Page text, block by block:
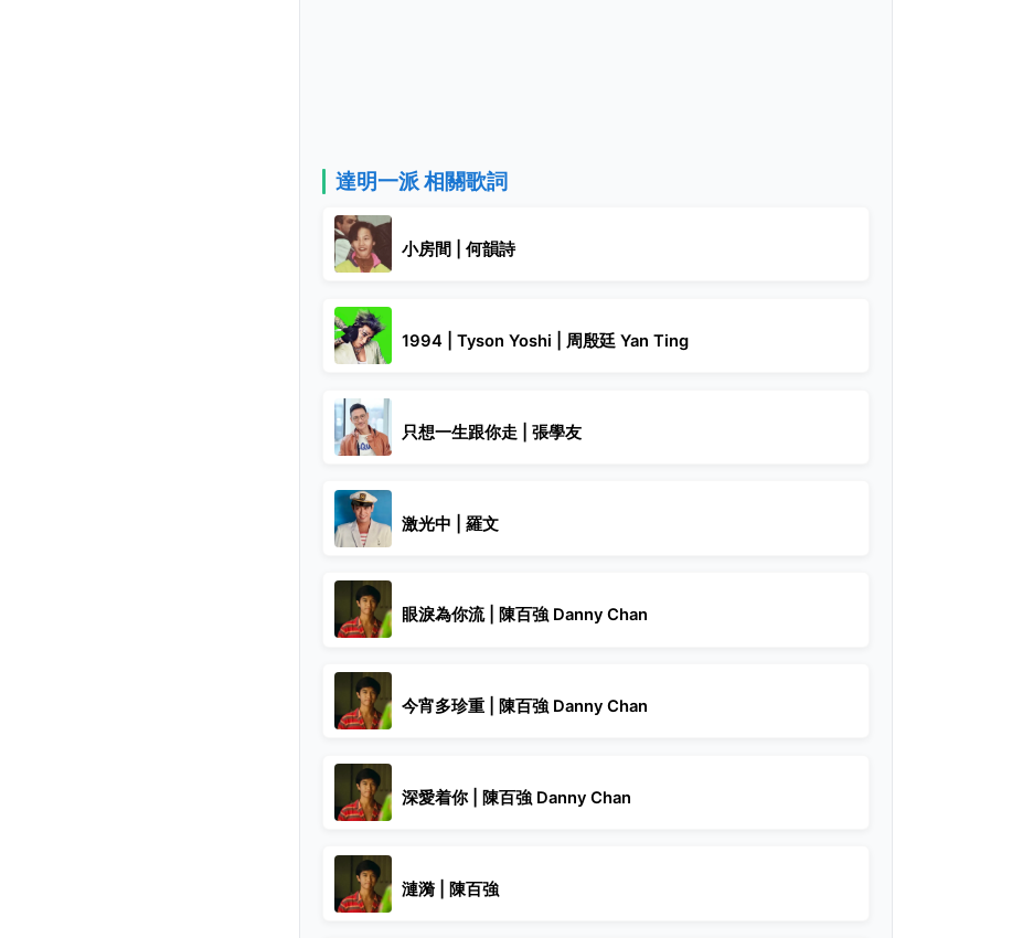
達明一派 相關歌詞
小房間 | 何韻詩
1994 | Tyson Yoshi | 周殷廷 Yan Ting
只想一生跟你走 | 張學友
激光中 | 羅文
眼淚為你流 | 陳百強 Danny Chan
今宵多珍重 | 陳百強 Danny Chan
深愛着你 | 陳百強 Danny Chan
漣漪 | 陳百強